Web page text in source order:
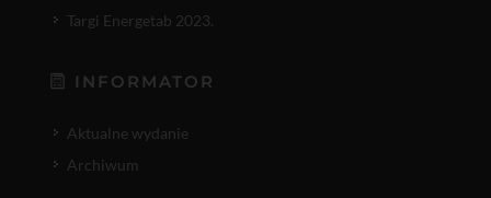
Targi Energetab 2023.
INFORMATOR
Aktualne wydanie
Archiwum